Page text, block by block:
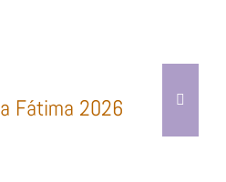
Fátima 2026